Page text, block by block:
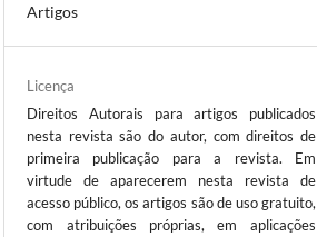
Artigos
Licença
Direitos Autorais para artigos publicados
nesta revista são do autor, com direitos de
primeira publicação para a revista. Em
virtude de aparecerem nesta revista de
acesso público, os artigos são de uso gratuito,
com atribuições próprias, em aplicações